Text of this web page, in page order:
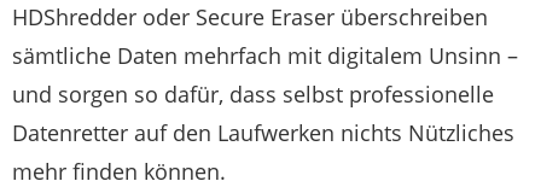
HDShredder oder Secure Eraser überschreiben
sämtliche Daten mehrfach mit digitalem Unsinn –
und sorgen so dafür, dass selbst professionelle
Datenretter auf den Laufwerken nichts Nützliches
mehr finden können.